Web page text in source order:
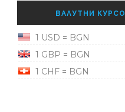
ВАЛУТНИ
1 USD = BGN
1 GBP = BGN
1 CHF = BGN